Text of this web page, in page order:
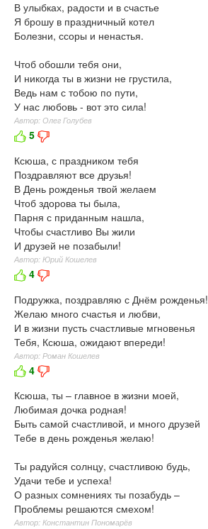
В улыбках, радости и в счастье
Я брошу в праздничный котел
Болезни, ссоры и ненастья.
Чтоб обошли тебя они,
И никогда ты в жизни не грустила,
Ведь нам с тобою по пути,
У нас любовь - вот это сила!
Автор: Олег Голубев
5
Ксюша, с праздником тебя
Поздравляют все друзья!
В День рожденья твой желаем
Чтоб здорова ты была,
Парня с приданным нашла,
Чтобы счастливо Вы жили
И друзей не позабыли!
Автор: Юрий Кошелев
4
Подружка, поздравляю с Днём рожденья!
Желаю много счастья и любви,
И в жизни пусть счастливые мгновенья
Тебя, Ксюша, ожидают впереди!
Автор: Роман Кошелев
4
Ксюша, ты – главное в жизни моей,
Любимая дочка родная!
Быть самой счастливой, и много друзей
Тебе в день рожденья желаю!
Ты радуйся солнцу, счастливою будь,
Удачи тебе и успеха!
О разных сомнениях ты позабудь –
Проблемы решаются смехом!
Автор: Константин Пономарёв